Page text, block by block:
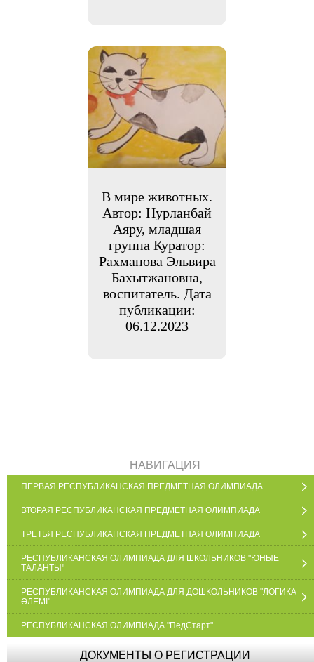
В мире животных.
Автор: Нурланбай
Аяру, младшая
группа Куратор:
Рахманова Эльвира
Бахытжановна,
воспитатель. Дата
публикации:
06.12.2023
НАВИГАЦИЯ
ПЕРВАЯ РЕСПУБЛИКАНСКАЯ ПРЕДМЕТНАЯ ОЛИМПИАДА
ВТОРАЯ РЕСПУБЛИКАНСКАЯ ПРЕДМЕТНАЯ ОЛИМПИАДА
ТРЕТЬЯ РЕСПУБЛИКАНСКАЯ ПРЕДМЕТНАЯ ОЛИМПИАДА
РЕСПУБЛИКАНСКАЯ ОЛИМПИАДА ДЛЯ ШКОЛЬНИКОВ "ЮНЫЕ
ТАЛАНТЫ"
РЕСПУБЛИКАНСКАЯ ОЛИМПИАДА ДЛЯ ДОШКОЛЬНИКОВ "ЛОГИКА
ӘЛЕМІ"
РЕСПУБЛИКАНСКАЯ ОЛИМПИАДА "ПедСтарт"
ДОКУМЕНТЫ О РЕГИСТРАЦИИ